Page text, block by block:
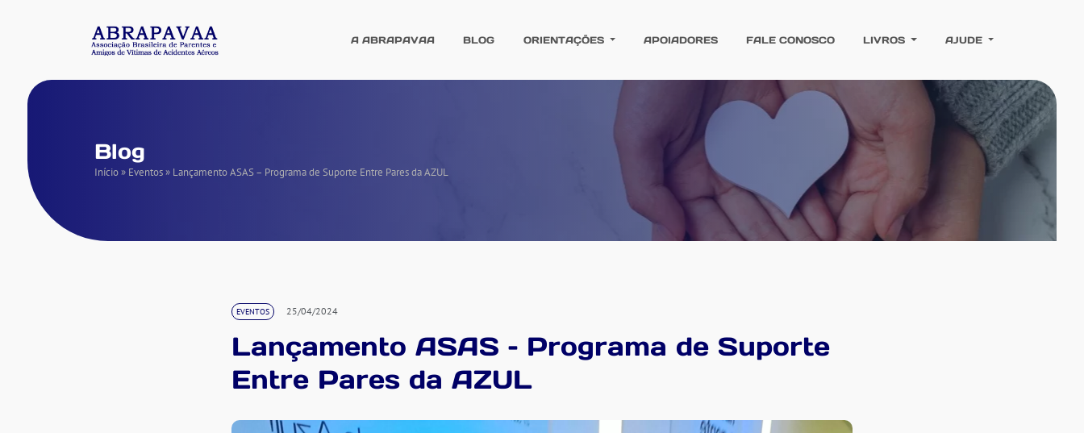
A ABRAPAVAA BLOG ORIENTAÇÕES APOIADORES FALE CONOSCO LIVROS AJUDE
Blog
Início» Eventos» Lançamento ASAS – Programa de Suporte Entre Pares da AZUL
EVENTOS 25/04/2024
Lançamento ASAS – Programa de Suporte
Entre Pares da AZUL